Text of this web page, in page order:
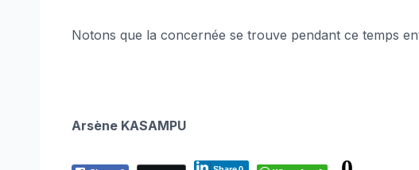
Notons que la concernée se trouve pendant ce temps
Arsène KASAMPU